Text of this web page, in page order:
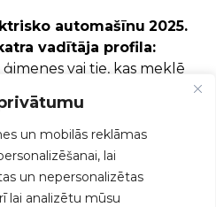
un mobilās reklāmas
lai
un nepersonalizētas
lai analizētu mūsu
automašīnu 2025.
vadītāja profila:
vai tie, kas meklē
uzticama, efektīva un
ražojam Spānijā viedās
vadītājiem maksimāli